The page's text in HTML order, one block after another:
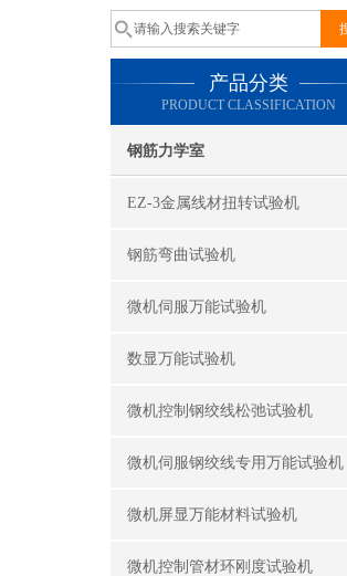
产品分类
PRODUCT CLASSIFICATION
钢筋力学室
EZ-3金属线材扭转试验机
钢筋弯曲试验机
微机伺服万能试验机
数显万能试验机
微机控制钢绞线松弛试验机
微机伺服钢绞线专用万能试验机
微机屏显万能材料试验机
微机控制管材环刚度试验机